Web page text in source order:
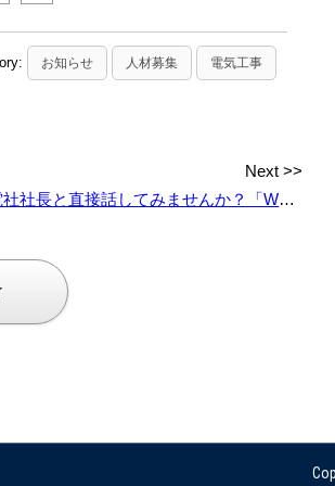
お知らせ 人材募集 電気工事
Next >>
長と直接話してみませんか？「WEB会社説明会」4月も積極開催！